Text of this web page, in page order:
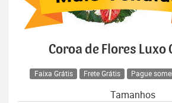
Coroa de Flores Luxo
Faixa Grátis Frete Grátis Pague
Tamanhos